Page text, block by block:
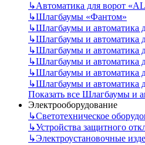
↳Автоматика для ворот
↳Шлагбаумы «Фантом»
↳Шлагбаумы и автоматика
↳Шлагбаумы и автоматика
↳Шлагбаумы и автоматика
↳Шлагбаумы и автоматика
↳Шлагбаумы и автоматика
↳Шлагбаумы и автоматика
Показать все Шлагбаумы и
Электрооборудование
↳Светотехническое
↳Устройства защитного
↳Электроустановочные